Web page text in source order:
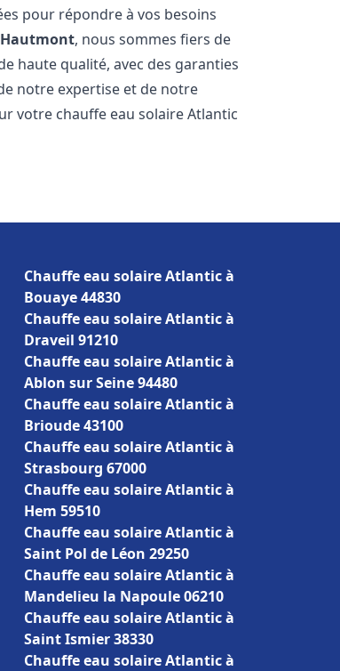
pour répondre à vos besoins
Hautmont, nous sommes fiers de
haute qualité, avec des garanties
notre expertise et de notre
votre chauffe eau solaire Atlantic
Chauffe eau solaire Atlantic à
Bouaye 44830
Chauffe eau solaire Atlantic à
Draveil 91210
Chauffe eau solaire Atlantic à
Ablon sur Seine 94480
Chauffe eau solaire Atlantic à
Brioude 43100
Chauffe eau solaire Atlantic à
Strasbourg 67000
Chauffe eau solaire Atlantic à
Hem 59510
Chauffe eau solaire Atlantic à
Saint Pol de Léon 29250
Chauffe eau solaire Atlantic à
Mandelieu la Napoule 06210
Chauffe eau solaire Atlantic à
Saint Ismier 38330
Chauffe eau solaire Atlantic à